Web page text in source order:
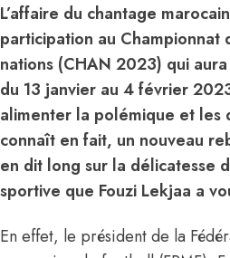
L’affaire du chantage
participation au Championnat
nations (CHAN 2023) qui
du 13 janvier au 4 février
alimenter la polémique et les
connaît en fait, un nouveau
en dit long sur la délicatesse
sportive que Fouzi Lekjaa a
En effet, le président de la